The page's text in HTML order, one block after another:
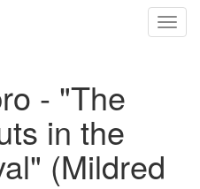
- "The
in the
(Mildred